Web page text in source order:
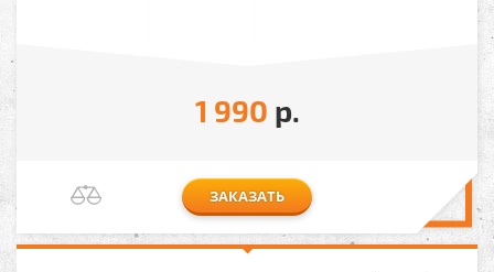
1 990 р.
ЗАКАЗАТЬ